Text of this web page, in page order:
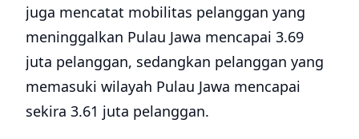
juga mencatat mobilitas pelanggan yang
meninggalkan Pulau Jawa mencapai 3.69
juta pelanggan, sedangkan pelanggan yang
memasuki wilayah Pulau Jawa mencapai
sekira 3.61 juta pelanggan.